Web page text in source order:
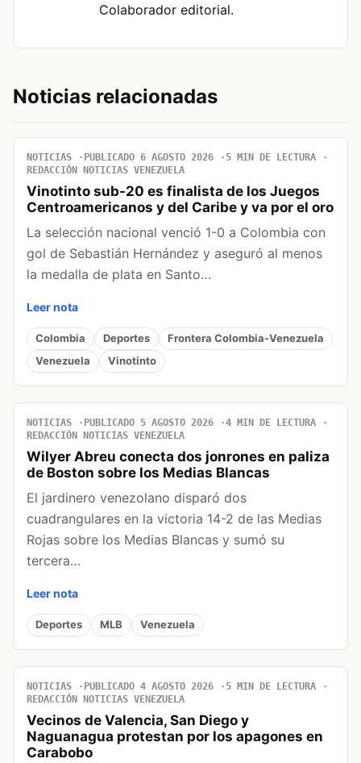
Colaborador editorial.
Noticias relacionadas
NOTICIAS PUBLICADO 6 AGOSTO 2026
5 MIN DE LECTURA
REDACCIÓN NOTICIAS VENEZUELA
Vinotinto sub-20 es finalista de los Juegos
Centroamericanos y del Caribe y va por el oro
La selección nacional venció 1-0 a Colombia con
gol de Sebastián Hernández y aseguró al menos
la medalla de plata en Santo…
Leer nota
Colombia Deportes
Frontera Colombia-Venezuela
Venezuela
Vinotinto
NOTICIAS PUBLICADO 5 AGOSTO 2026
4 MIN DE LECTURA
REDACCIÓN NOTICIAS VENEZUELA
Wilyer Abreu conecta dos jonrones en paliza
de Boston sobre los Medias Blancas
El jardinero venezolano disparó dos
cuadrangulares en la victoria 14-2 de las Medias
Rojas sobre los Medias Blancas y sumó su
tercera…
Leer nota
Deportes MLB Venezuela
NOTICIAS PUBLICADO 4 AGOSTO 2026
5 MIN DE LECTURA
REDACCIÓN NOTICIAS VENEZUELA
Vecinos de Valencia, San Diego y
Naguanagua protestan por los apagones en
Carabobo